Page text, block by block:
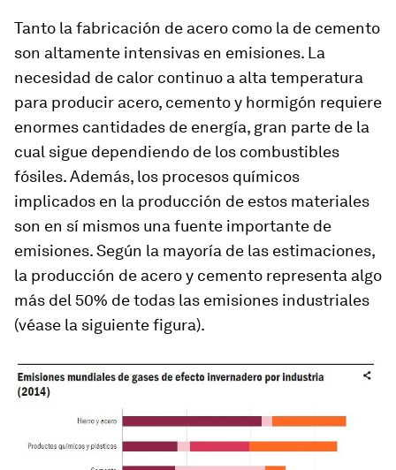
Tanto la fabricación de acero como la de cemento
son altamente intensivas en emisiones. La
necesidad de calor continuo a alta temperatura
para producir acero, cemento y hormigón requiere
enormes cantidades de energía, gran parte de la
cual sigue dependiendo de los combustibles
fósiles. Además, los procesos químicos
implicados en la producción de estos materiales
son en sí mismos una fuente importante de
emisiones. Según la mayoría de las estimaciones,
la producción de acero y cemento representa algo
más del 50% de todas las emisiones industriales
(véase la siguiente figura).